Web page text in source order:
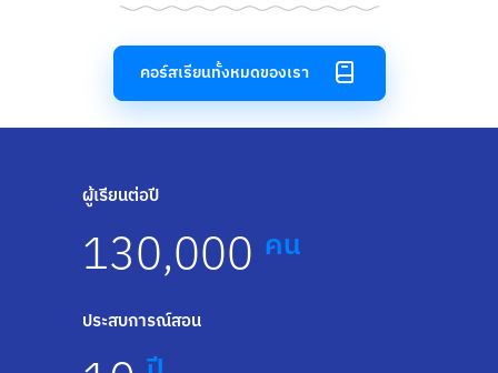
คอร์สเรียนทั้งหมดของเรา
ผู้เรียนต่อปี
130,000 คน
ประสบการณ์สอน